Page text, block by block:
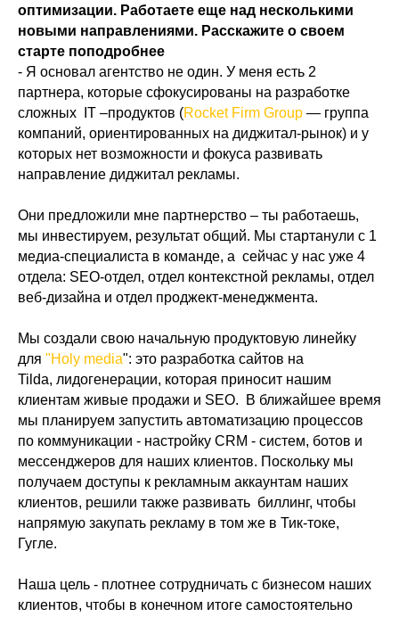
оптимизации. Работаете еще над несколькими
новыми направлениями. Расскажите о своем
старте поподробнее
- Я основал агентство не один. У меня есть 2
партнера, которые сфокусированы на разработке
сложных IT –продуктов (Rocket Firm Group — группа
компаний, ориентированных на диджитал-рынок) и у
которых нет возможности и фокуса развивать
направление диджитал рекламы.
Они предложили мне партнерство – ты работаешь,
мы инвестируем, результат общий. Мы стартанули с 1
медиа-специалиста в команде, а сейчас у нас уже 4
отдела: SEO-отдел, отдел контекстной рекламы, отдел
веб-дизайна и отдел проджект-менеджмента.
Мы создали свою начальную продуктовую линейку
для "Holy media": это разработка сайтов на
Tilda, лидогенерации, которая приносит нашим
клиентам живые продажи и SEO. В ближайшее время
мы планируем запустить автоматизацию процессов
по коммуникации - настройку CRM - систем, ботов и
мессенджеров для наших клиентов. Поскольку мы
получаем доступы к рекламным аккаунтам наших
клиентов, решили также развивать биллинг, чтобы
напрямую закупать рекламу в том же в Тик-токе,
Гугле.
Наша цель - плотнее сотрудничать с бизнесом наших
клиентов, чтобы в конечном итоге самостоятельно